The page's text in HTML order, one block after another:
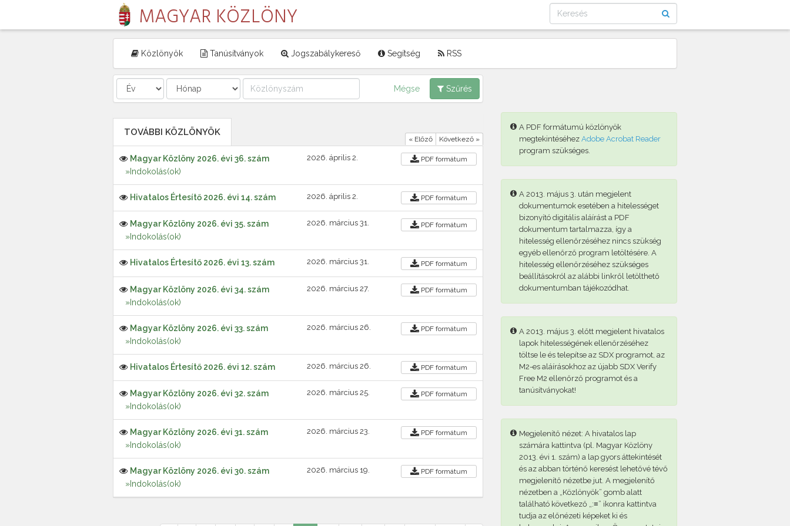
MAGYAR KÖZLÖNY
Közlönyök Tanúsítványok Jogszabálykereső Segítség RSS
Mégse Szűrés
TOVÁBBI KÖZLÖNYÖK
« Előző Következő »
Magyar Közlöny 2026. évi 36. szám
»Indokolás(ok)
2026. április 2. PDF formátum
Hivatalos Értesítő 2026. évi 14. szám 2026. április 2. PDF formátum
Magyar Közlöny 2026. évi 35. szám
»Indokolás(ok)
2026. március 31. PDF formátum
Hivatalos Értesítő 2026. évi 13. szám 2026. március 31. PDF formátum
Magyar Közlöny 2026. évi 34. szám
»Indokolás(ok)
2026. március 27. PDF formátum
Magyar Közlöny 2026. évi 33. szám
»Indokolás(ok)
2026. március 26. PDF formátum
Hivatalos Értesítő 2026. évi 12. szám 2026. március 26. PDF formátum
Magyar Közlöny 2026. évi 32. szám
»Indokolás(ok)
2026. március 25. PDF formátum
Magyar Közlöny 2026. évi 31. szám
»Indokolás(ok)
2026. március 23. PDF formátum
Magyar Közlöny 2026. évi 30. szám
»Indokolás(ok)
2026. március 19. PDF formátum
A PDF formátumú közlönyök
megtekintéséhez Adobe Acrobat Reader
program szükséges.
A 2013. május 3. után megjelent
dokumentumok esetében a hitelességet
bizonyító digitális aláírást a PDF
dokumentum tartalmazza, így a
hitelesség ellenőrzéséhez nincs szükség
egyéb ellenőrző program letöltésére. A
hitelesség ellenőrzéséhez szükséges
beállításokról az alábbi linkről letölthető
dokumentumban tájékozódhat.
A 2013. május 3. előtt megjelent hivatalos
lapok hitelességének ellenőrzéséhez
töltse le és telepítse az SDX programot, az
M2-es aláírásokhoz az újabb SDX Verify
Free M2 ellenőrző programot és a
tanúsítványokat!
Megjelenítő nézet: A hivatalos lap
számára kattintva (pl. Magyar Közlöny
2013. évi 1. szám) a lap gyors áttekintését
és az abban történő keresést lehetővé tévő
megjelenítő nézetbe jut. A megjelenítő
nézetben a „Közlönyök” gomb alatt
található következő „:≡” ikonra kattintva
tudja az előnézeti képeket ki és